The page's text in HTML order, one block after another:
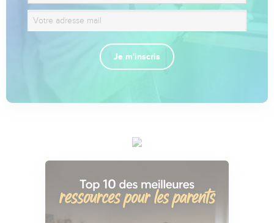
Je m'inscris